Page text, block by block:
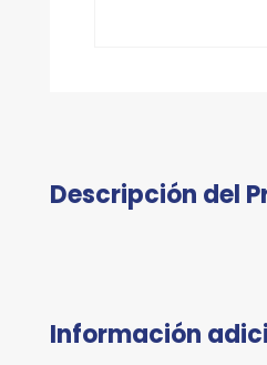
Descripción del
Información